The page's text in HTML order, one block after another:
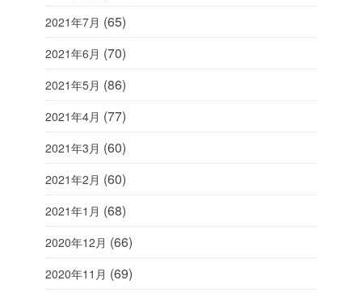
2021年7月 (65)
2021年6月 (70)
2021年5月 (86)
2021年4月 (77)
2021年3月 (60)
2021年2月 (60)
2021年1月 (68)
2020年12月 (66)
2020年11月 (69)